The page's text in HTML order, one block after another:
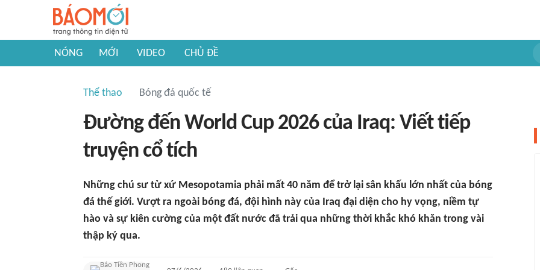
NÓNG MỚI VIDEO CHỦ ĐỀ
Thể thao Bóng đá quốc tế
Đường đến World Cup 2026 của Iraq: Viết tiếp
truyện cổ tích
Những chú sư tử xứ Mesopotamia phải mất 40 năm để trở lại sân khấu lớn nhất của bóng
đá thế giới. Vượt ra ngoài bóng đá, đội hình này của Iraq đại diện cho hy vọng, niềm tự
hào và sự kiên cường của một đất nước đã trải qua những thời khắc khó khăn trong vài
thập kỷ qua.